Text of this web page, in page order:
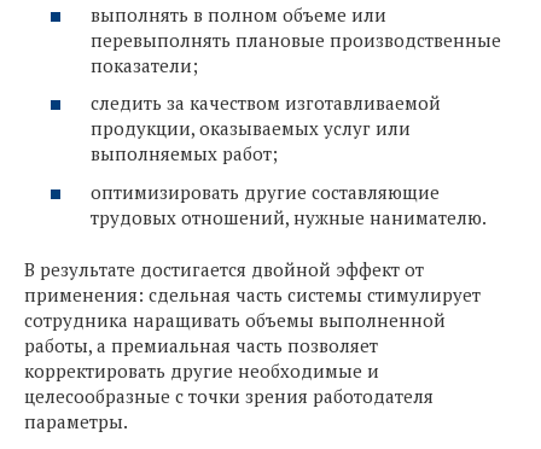
выполнять в полном объеме или
перевыполнять плановые производственные
показатели;
следить за качеством изготавливаемой
продукции, оказываемых услуг или
выполняемых работ;
оптимизировать другие составляющие
трудовых отношений, нужные нанимателю.
В результате достигается двойной эффект от
применения: сдельная часть системы стимулирует
сотрудника наращивать объемы выполненной
работы, а премиальная часть позволяет
корректировать другие необходимые и
целесообразные с точки зрения работодателя
параметры.